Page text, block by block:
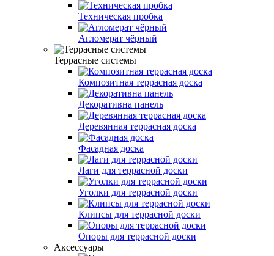
Техническая пробка
Агломерат чёрный
Террасные системы
Композитная террасная доска
Декоративна панель
Деревянная террасная доска
Фасадная доска
Лаги для террасной доски
Уголки для террасной доски
Клипсы для террасной доски
Опоры для террасной доски
Аксессуары